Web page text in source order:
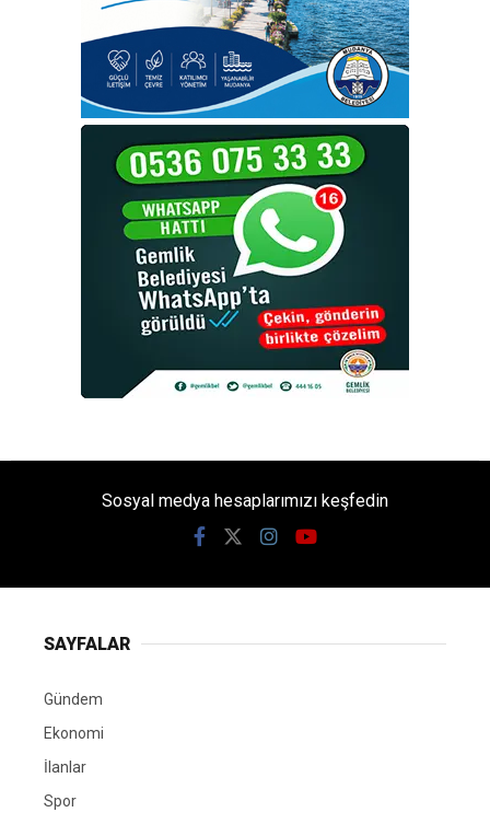
Sosyal medya hesaplarımızı keşfedin
SAYFALAR
Gündem
Ekonomi
İlanlar
Spor